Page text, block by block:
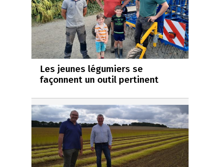
Les jeunes légumiers se
façonnent un outil pertinent